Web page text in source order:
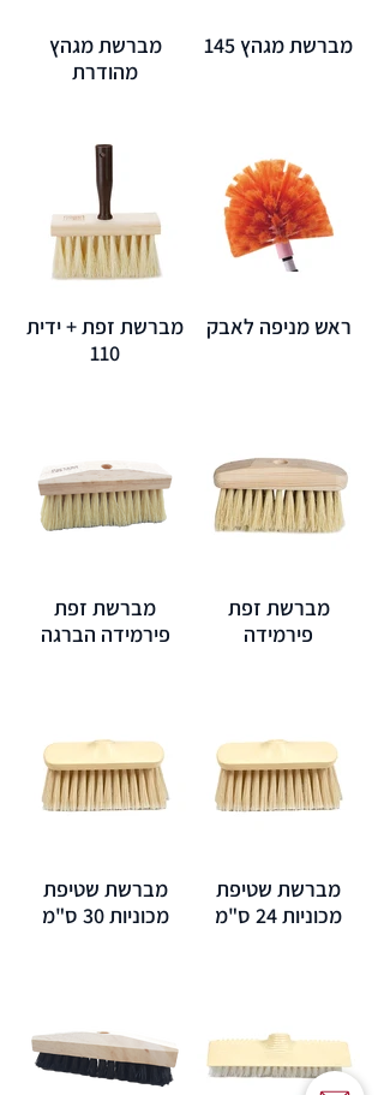
מברשת מגהץ 145
מברשת מגהץ
מהודרת
ראש מניפה לאבק
מברשת זפת + ידית
110
מברשת זפת
פירמידה
מברשת זפת
פירמידה הברגה
מברשת שטיפת
מכוניות 24 ס"מ
מברשת שטיפת
מכוניות 30 ס"מ